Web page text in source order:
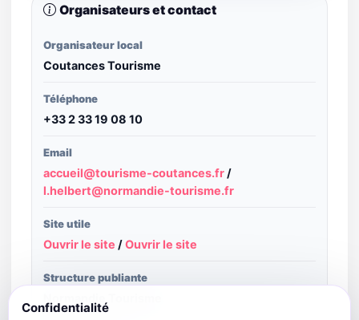
Organisateurs et contact
Organisateur local
Coutances Tourisme
Téléphone
+33 2 33 19 08 10
Email
accueil@tourisme-coutances.fr /
l.helbert@normandie-tourisme.fr
Site utile
Ouvrir le site /Ouvrir le site
Structure publiante
Confidentialité